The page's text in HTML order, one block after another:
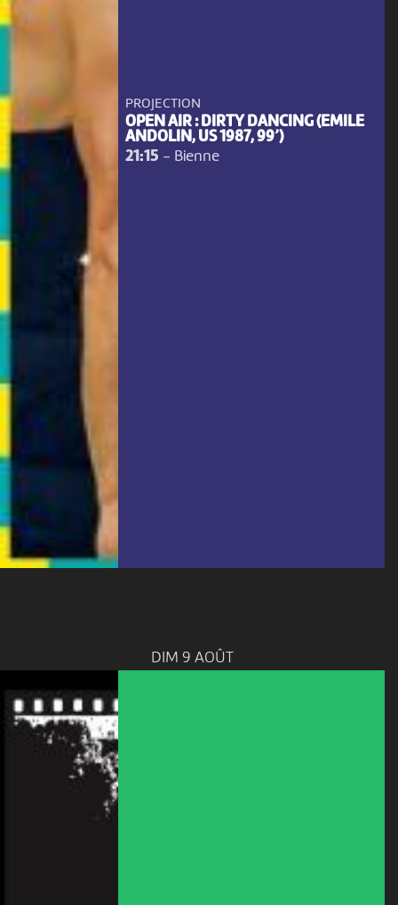
PROJECTION
OPEN AIR : DIRTY DANCING (EMILE
ANDOLIN, US 1987, 99’)
21:15 - Bienne
DIM 9 AOÛT